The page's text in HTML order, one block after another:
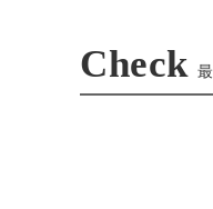
Check